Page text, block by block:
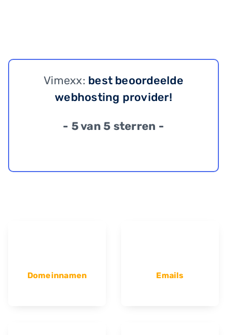
Vimexx: best beoordeelde
webhosting provider!
- 5 van 5 sterren -
Domeinnamen Emails